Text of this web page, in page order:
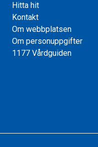
Hitta hit
Kontakt
Om webbplatsen
Om personuppgifter
1177 Vårdguiden